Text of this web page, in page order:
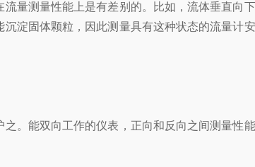
量测量性能上是有差别的。比如，流体垂直向
淀固体颗粒，因此测量具有这种状态的流量计
。能双向工作的仪表，正向和反向之间测量性